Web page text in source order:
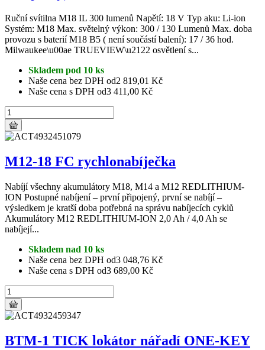
Ruční svítilna M18 IL 300 lumenů Napětí: 18 V Typ aku: Li-ion
Systém: M18 Max. světelný výkon: 300 / 130 Lumenů Max. doba
provozu s baterií M18 B5 ( není součástí balení): 17 / 36 hod.
Milwaukee\u00ae TRUEVIEW\u2122 osvětlení s...
Skladem pod 10 ks
Naše cena bez DPH od2 819,01 Kč
Naše cena s DPH od3 411,00 Kč
M12-18 FC rychlonabíječka
Nabíjí všechny akumulátory M18, M14 a M12 REDLITHIUM-
ION Postupné nabíjení – první připojený, první se nabíjí –
výsledkem je kratší doba potřebná na správu nabíjecích cyklů
Akumulátory M12 REDLITHIUM-ION 2,0 Ah / 4,0 Ah se
nabíjejí...
Skladem nad 10 ks
Naše cena bez DPH od3 048,76 Kč
Naše cena s DPH od3 689,00 Kč
BTM-1 TICK lokátor nářadí ONE-KEY